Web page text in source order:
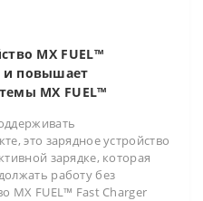
MX FUEL™
и повышает
MX FUEL™
это зарядное устройство
зарядке, которая
работу без
MX FUEL™ Fast Charger